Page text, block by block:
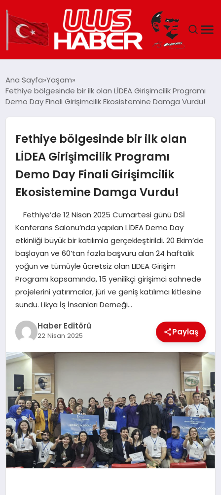
DÜNYA
SIYASET
TEKNOLOJI
MAGAZIN
SPOR
YAŞAM
Ana Sayfa Yaşam
Fethiye bölgesinde bir ilk olan LİDEA Girişimcilik Programı
Demo Day Finali Girişimcilik Ekosistemine Damga Vurdu!
Fethiye bölgesinde bir ilk olan
LİDEA Girişimcilik Programı
Demo Day Finali Girişimcilik
Ekosistemine Damga Vurdu!
Fethiye’de 12 Nisan 2025 Cumartesi günü DSİ
Konferans Salonu’nda yapılan LİDEA Demo Day
etkinliği büyük bir katılımla gerçekleştirildi. 20 Ekim’de
başlayan ve 60’tan fazla başvuru alan 24 haftalık
yoğun ve tümüyle ücretsiz olan LIDEA Girişim
Programı kapsamında, 15 yenilikçi girişimci sahnede
projelerini yatırımcılar, jüri ve geniş katılımcı kitlesine
sundu. Likya İş İnsanları Derneği…
Haber Editörü
22 Nisan 2025 Paylaş